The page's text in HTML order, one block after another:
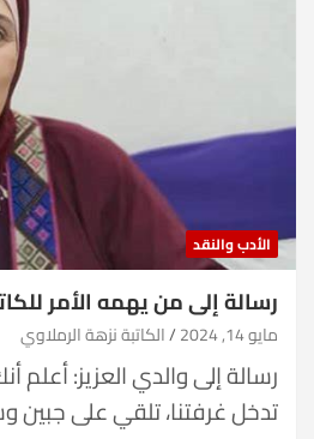
الأدب والنقد
رسالة إلى من يهمه الأمر
مايو 14, 2024 الكاتبة نزهة الرملاوي
رسالة إلى والدي العزيز: أعلم
تدخل غرفتنا، تلقي على جبين